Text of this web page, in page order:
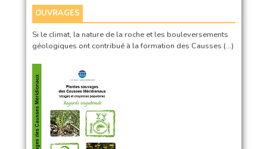
OUVRAGES
Si le climat, la nature de la roche et les bouleversements
géologiques ont contribué à la formation des Causses (…)